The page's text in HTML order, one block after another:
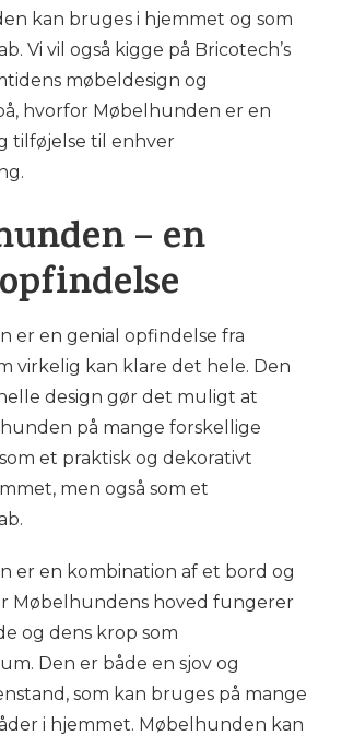
kan bruges i hjemmet og som
Vi vil også kigge på Bricotech’s
møbeldesign og
hvorfor Møbelhunden er en
tilføjelse til enhver
– en
er en genial opfindelse fra
virkelig kan klare det hele. Den
design gør det muligt at
på mange forskellige
et praktisk og dekorativt
men også som et
er en kombination af et bord og
Møbelhundens hoved fungerer
og dens krop som
Den er både en sjov og
som kan bruges på mange
i hjemmet. Møbelhunden kan